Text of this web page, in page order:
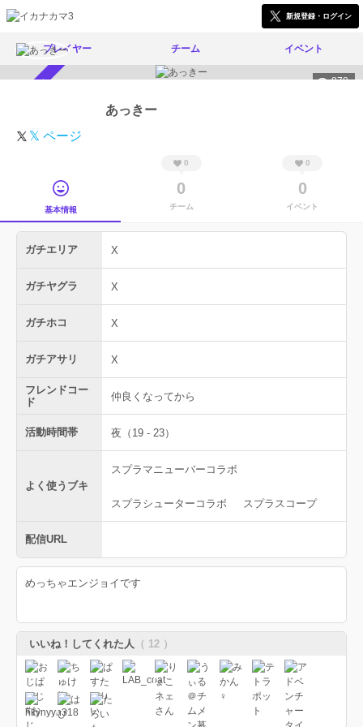
新規登録・ログイン
プレイヤー チーム イベント
878
あっきー
𝕏 ページ
基本情報
0
0
チーム
0
0
イベント
ガチエリア X
ガチヤグラ X
ガチホコ X
ガチアサリ X
フレンドコー
ド
仲良くなってから
活動時間帯 夜（19 - 23）
よく使うブキ
スプラマニューバーコラボ
スプラシューターコラボ スプラスコープ
配信URL
めっちゃエンジョイです
いいね！してくれた人 （ 12 ）